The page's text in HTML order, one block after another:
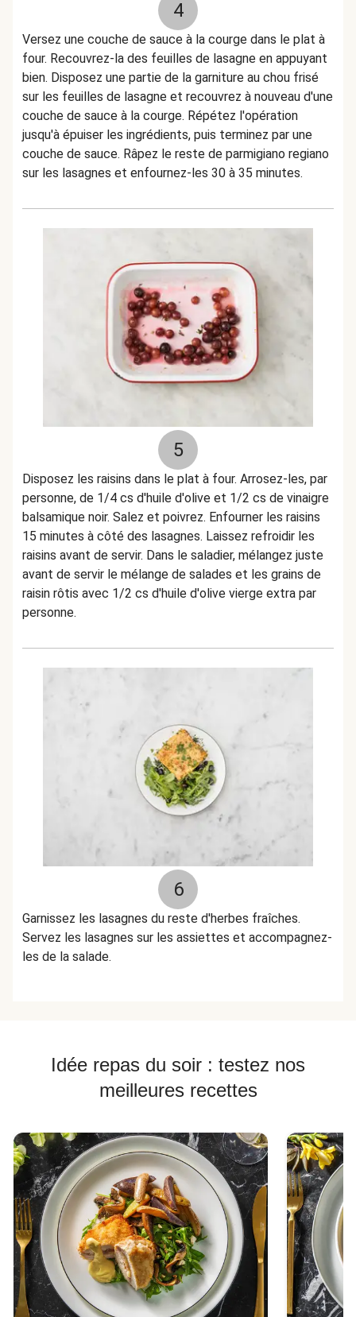
4
Versez une couche de sauce à la courge dans le plat à
four. Recouvrez-la des feuilles de lasagne en appuyant
bien. Disposez une partie de la garniture au chou frisé
sur les feuilles de lasagne et recouvrez à nouveau d'une
couche de sauce à la courge. Répétez l'opération
jusqu'à épuiser les ingrédients, puis terminez par une
couche de sauce. Râpez le reste de parmigiano regiano
sur les lasagnes et enfournez-les 30 à 35 minutes.
5
Disposez les raisins dans le plat à four. Arrosez-les, par
personne, de 1/4 cs d'huile d'olive et 1/2 cs de vinaigre
balsamique noir. Salez et poivrez. Enfourner les raisins
15 minutes à côté des lasagnes. Laissez refroidir les
raisins avant de servir. Dans le saladier, mélangez juste
avant de servir le mélange de salades et les grains de
raisin rôtis avec 1/2 cs d'huile d'olive vierge extra par
personne.
6
Garnissez les lasagnes du reste d'herbes fraîches.
Servez les lasagnes sur les assiettes et accompagnez-
les de la salade.
Idée repas du soir : testez nos
meilleures recettes